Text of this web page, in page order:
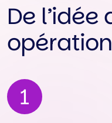
De l’idée au système